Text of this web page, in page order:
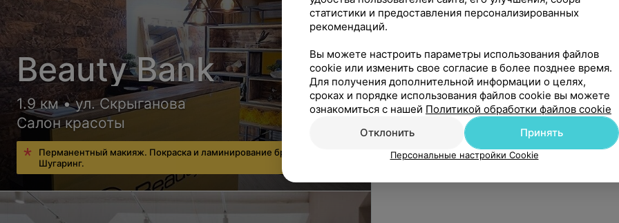
Стрижка женская модельная
Стрижка одним срезом
Цена по запросу
Стрижка челки (мастер)
Цена по запросу
Стрижка челки (ведущий мастер)
Beauty Bank
1.9 км • ул. Скрыганова
Салон красоты
Перманентный макияж. Покраска и ламинирование бровей.
Шугаринг.
статистики и предоставления персонализированных
рекомендаций.
Вы можете настроить параметры использования файлов
cookie или изменить свое согласие в более позднее время.
Для получения дополнительной информации о целях,
сроках и порядке использования файлов cookie вы можете
ознакомиться с нашей Политикой обработки файлов cookie
Отклонить
Принять
Персональные настройки Cookie